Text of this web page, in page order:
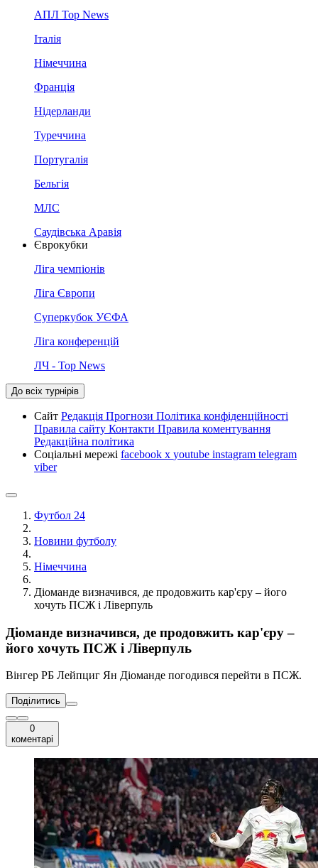
АПЛ Top News
Італія
Німеччина
Франція
Нідерланди
Туреччина
Португалія
Бельгія
МЛС
Саудівська Аравія
Єврокубки
Ліга чемпіонів
Ліга Європи
Суперкубок УЄФА
Ліга конференцій
ЛЧ - Top News
До всіх турнірів
Сайт Редакція Прогнози Політика конфіденційності
Правила сайту Контакти Правила коментування
Редакційна політика
Соціальні мережі facebook x youtube instagram telegram
viber
Футбол 24
Новини футболу
Німеччина
Діоманде визначився, де продовжить кар'єру – його
хочуть ПСЖ і Ліверпуль
Діоманде визначився, де продовжить кар'єру –
його хочуть ПСЖ і Ліверпуль
Вінгер РБ Лейпциг Ян Діоманде погодився перейти в ПСЖ.
Поділитись
0
коментарі